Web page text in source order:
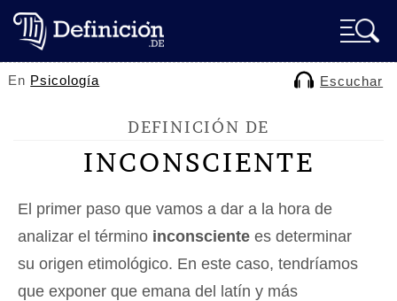
En Psicología Escuchar
DEFINICIÓN DE
INCONSCIENTE
El primer paso que vamos a dar a la hora de
analizar el término inconsciente es determinar
su origen etimológico. En este caso, tendríamos
que exponer que emana del latín y más